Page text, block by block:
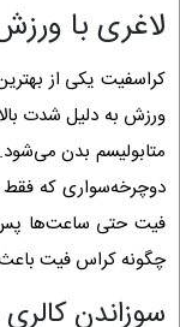
لاغری با
کراسفیت یکی از
ورزش به دلیل شدت
متابولیسم بدن
دوچرخه‌سواری که فقط
فیت حتی ساعت‌ها پس
چگونه کراس فیت
سوزاندن کالری